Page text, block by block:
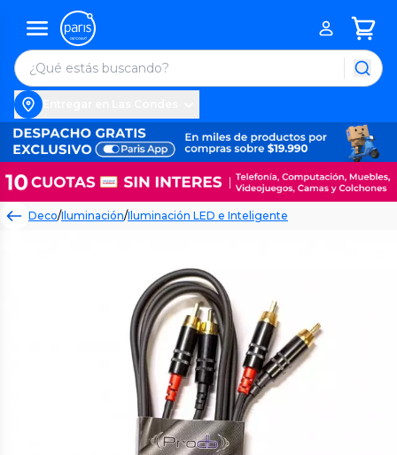
Deco/Iluminación/Iluminación LED e Inteligente